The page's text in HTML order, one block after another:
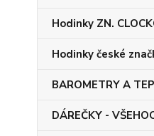
Hodinky ZN.
Hodinky české
BAROMETRY A
DÁREČKY -